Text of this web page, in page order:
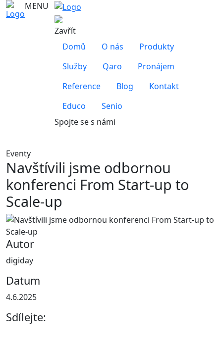
MENU
Zavřít
Domů
O nás
Produkty
Služby
Qaro
Pronájem
Reference
Blog
Kontakt
Educo
Senio
Spojte se s námi
Eventy
Navštívili jsme odbornou
konferenci From Start-up to
Scale-up
Autor
digiday
Datum
4.6.2025
Sdílejte: